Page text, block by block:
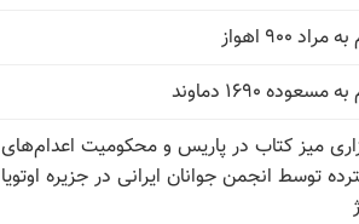
۹۰۰ اهواز
مسعوده ۱۶۹۰ دماوند
میز کتاب در پاریس و محکومیت اعدام‌های
توسط انجمن جوانان ایرانی در جزیره اوتویا